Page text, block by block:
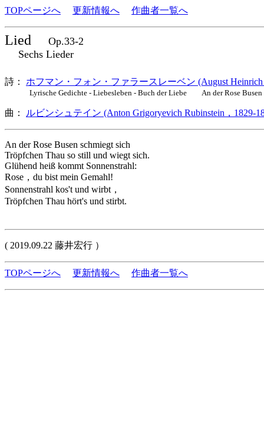
TOPページへ 更新情報へ 作曲者一覧へ
Lied
Op.33-2
Sechs Lieder
詩： ホフマン・フォン・ファラースレーベン (August Heinrich
Lyrische Gedichte - Liebesleben - Buch der Liebe An der Rose Busen
曲： ルビンシュテイン (Anton Grigoryevich Rubinstein，1829-
An der Rose Busen schmiegt sich
Tröpfchen Thau so still und wiegt sich.
Glühend heiß kommt Sonnenstrahl:
Rose，du bist mein Gemahl!
Sonnenstrahl kos't und wirbt，
Tröpfchen Thau hört's und stirbt.
( 2019.09.22 藤井宏行 ）
TOPページへ 更新情報へ 作曲者一覧へ